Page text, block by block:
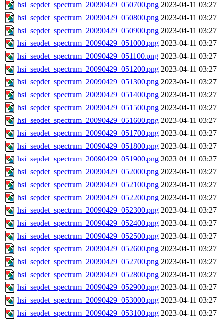
hsi_sepdet_spectrum_20090429_050700.png 2023-04-11 03:27
hsi_sepdet_spectrum_20090429_050800.png 2023-04-11 03:27
hsi_sepdet_spectrum_20090429_050900.png 2023-04-11 03:27
hsi_sepdet_spectrum_20090429_051000.png 2023-04-11 03:27
hsi_sepdet_spectrum_20090429_051100.png 2023-04-11 03:27
hsi_sepdet_spectrum_20090429_051200.png 2023-04-11 03:27
hsi_sepdet_spectrum_20090429_051300.png 2023-04-11 03:27
hsi_sepdet_spectrum_20090429_051400.png 2023-04-11 03:27
hsi_sepdet_spectrum_20090429_051500.png 2023-04-11 03:27
hsi_sepdet_spectrum_20090429_051600.png 2023-04-11 03:27
hsi_sepdet_spectrum_20090429_051700.png 2023-04-11 03:27
hsi_sepdet_spectrum_20090429_051800.png 2023-04-11 03:27
hsi_sepdet_spectrum_20090429_051900.png 2023-04-11 03:27
hsi_sepdet_spectrum_20090429_052000.png 2023-04-11 03:27
hsi_sepdet_spectrum_20090429_052100.png 2023-04-11 03:27
hsi_sepdet_spectrum_20090429_052200.png 2023-04-11 03:27
hsi_sepdet_spectrum_20090429_052300.png 2023-04-11 03:27
hsi_sepdet_spectrum_20090429_052400.png 2023-04-11 03:27
hsi_sepdet_spectrum_20090429_052500.png 2023-04-11 03:27
hsi_sepdet_spectrum_20090429_052600.png 2023-04-11 03:27
hsi_sepdet_spectrum_20090429_052700.png 2023-04-11 03:27
hsi_sepdet_spectrum_20090429_052800.png 2023-04-11 03:27
hsi_sepdet_spectrum_20090429_052900.png 2023-04-11 03:27
hsi_sepdet_spectrum_20090429_053000.png 2023-04-11 03:27
hsi_sepdet_spectrum_20090429_053100.png 2023-04-11 03:27